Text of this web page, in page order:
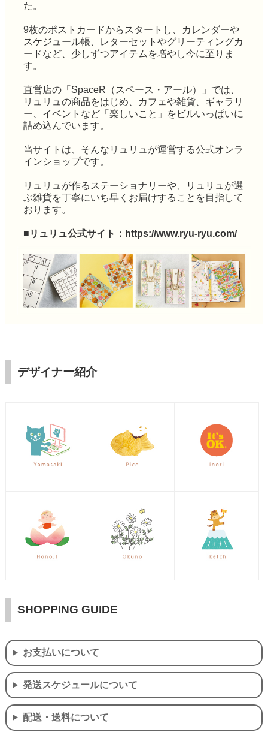
た。
9枚のポストカードからスタートし、カレンダーや
スケジュール帳、レターセットやグリーティングカ
ードなど、少しずつアイテムを増やし今に至りま
す。
直営店の「SpaceR（スペース・アール）」では、
リュリュの商品をはじめ、カフェや雑貨、ギャラリ
ー、イベントなど「楽しいこと」をビルいっぱいに
詰め込んでいます。
当サイトは、そんなリュリュが運営する公式オンラ
インショップです。
リュリュが作るステーショナリーや、リュリュが選
ぶ雑貨を丁寧にいち早くお届けすることを目指して
おります。
■リュリュ公式サイト： https://www.ryu-ryu.com/
デザイナー紹介
SHOPPING GUIDE
お支払いについて
発送スケジュールについて
配送・送料について